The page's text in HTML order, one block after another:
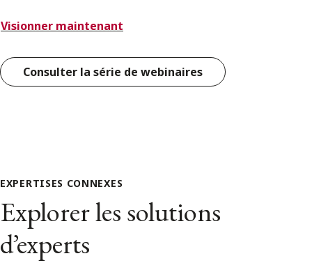
Visionner maintenant
Consulter la série de webinaires
EXPERTISES CONNEXES
Explorer les solutions
d’experts